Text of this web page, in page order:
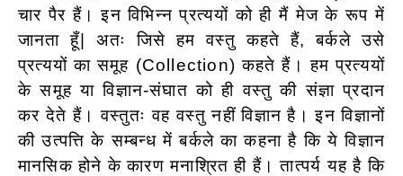
चार पैर हैं। इन विभिन्न प्रत्ययों को ही मैं मेज के रूप में
जानता हूँ| अतः जिसे हम वस्तु कहते हैं, बर्कले उसे
प्रत्ययों का समूह (Collection) कहते हैं। हम प्रत्ययों
के समूह या विज्ञान-संघात को ही वस्तु की संज्ञा प्रदान
कर देते हैं। वस्तुतः वह वस्तु नहीं विज्ञान है। इन विज्ञानों
की उत्पत्ति के सम्बन्ध में बर्कले का कहना है कि ये विज्ञान
मानसिक होने के कारण मनाश्रित ही हैं। तात्पर्य यह है कि